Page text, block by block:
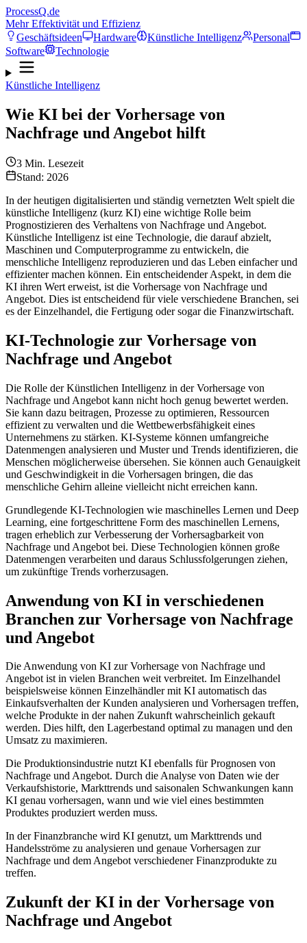
ProcessQ.de
Mehr Effektivität und Effizienz
Geschäftsideen
Hardware Künstliche Intelligenz
Personal
Software
Technologie
Künstliche Intelligenz
Wie KI bei der Vorhersage von
Nachfrage und Angebot hilft
3 Min. Lesezeit
Stand: 2026
In der heutigen digitalisierten und ständig vernetzten Welt spielt die
künstliche Intelligenz (kurz KI) eine wichtige Rolle beim
Prognostizieren des Verhaltens von Nachfrage und Angebot.
Künstliche Intelligenz ist eine Technologie, die darauf abzielt,
Maschinen und Computerprogramme zu entwickeln, die
menschliche Intelligenz reproduzieren und das Leben einfacher und
effizienter machen können. Ein entscheidender Aspekt, in dem die
KI ihren Wert erweist, ist die Vorhersage von Nachfrage und
Angebot. Dies ist entscheidend für viele verschiedene Branchen, sei
es der Einzelhandel, die Fertigung oder sogar die Finanzwirtschaft.
KI-Technologie zur Vorhersage von
Nachfrage und Angebot
Die Rolle der Künstlichen Intelligenz in der Vorhersage von
Nachfrage und Angebot kann nicht hoch genug bewertet werden.
Sie kann dazu beitragen, Prozesse zu optimieren, Ressourcen
effizient zu verwalten und die Wettbewerbsfähigkeit eines
Unternehmens zu stärken. KI-Systeme können umfangreiche
Datenmengen analysieren und Muster und Trends identifizieren, die
Menschen möglicherweise übersehen. Sie können auch Genauigkeit
und Geschwindigkeit in die Vorhersagen bringen, die das
menschliche Gehirn alleine vielleicht nicht erreichen kann.
Grundlegende KI-Technologien wie maschinelles Lernen und Deep
Learning, eine fortgeschrittene Form des maschinellen Lernens,
tragen erheblich zur Verbesserung der Vorhersagbarkeit von
Nachfrage und Angebot bei. Diese Technologien können große
Datenmengen verarbeiten und daraus Schlussfolgerungen ziehen,
um zukünftige Trends vorherzusagen.
Anwendung von KI in verschiedenen
Branchen zur Vorhersage von Nachfrage
und Angebot
Die Anwendung von KI zur Vorhersage von Nachfrage und
Angebot ist in vielen Branchen weit verbreitet. Im Einzelhandel
beispielsweise können Einzelhändler mit KI automatisch das
Einkaufsverhalten der Kunden analysieren und Vorhersagen treffen,
welche Produkte in der nahen Zukunft wahrscheinlich gekauft
werden. Dies hilft, den Lagerbestand optimal zu managen und den
Umsatz zu maximieren.
Die Produktionsindustrie nutzt KI ebenfalls für Prognosen von
Nachfrage und Angebot. Durch die Analyse von Daten wie der
Verkaufshistorie, Markttrends und saisonalen Schwankungen kann
KI genau vorhersagen, wann und wie viel eines bestimmten
Produktes produziert werden muss.
In der Finanzbranche wird KI genutzt, um Markttrends und
Handelsströme zu analysieren und genaue Vorhersagen zur
Nachfrage und dem Angebot verschiedener Finanzprodukte zu
treffen.
Zukunft der KI in der Vorhersage von
Nachfrage und Angebot